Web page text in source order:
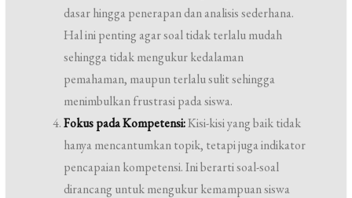
dasar hingga penerapan dan analisis sederhana.
Hal ini penting agar soal tidak terlalu mudah
sehingga tidak mengukur kedalaman
pemahaman, maupun terlalu sulit sehingga
menimbulkan frustrasi pada siswa.
Fokus pada Kompetensi:Kisi-kisi yang baik tidak
hanya mencantumkan topik, tetapi juga indikator
pencapaian kompetensi. Ini berarti soal-soal
dirancang untuk mengukur kemampuan siswa